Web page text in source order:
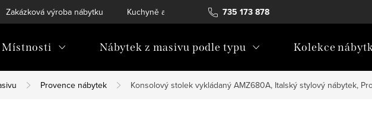
735 173 878
Zakázková výroba nábytku Kuchyně a vestavný nábytek Katalogy ke stažení
Místnosti Nábytek z masivu podle typu Kolekce
Provence nábytek Konsolový stolek vykládaný AMZ680A, Italský stylový nábytek,